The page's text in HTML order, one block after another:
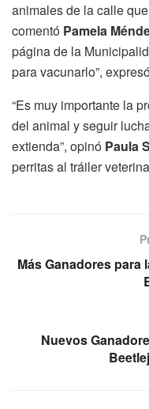
animales de la calle
comentó Pamela
página de la
para vacunarlo”,
“Es muy importante la
del animal y seguir
extienda”, opinó Paula
perritas al tráiler
Más Ganadores para
Nuevos